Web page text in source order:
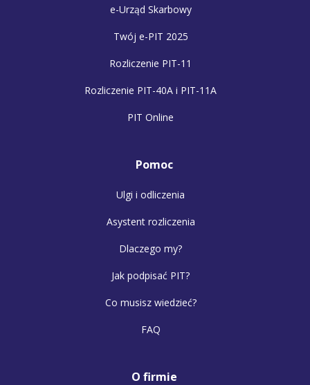
e-Urząd Skarbowy
Twój e-PIT 2025
Rozliczenie PIT-11
Rozliczenie PIT-40A i PIT-11A
PIT Online
Pomoc
Ulgi i odliczenia
Asystent rozliczenia
Dlaczego my?
Jak podpisać PIT?
Co musisz wiedzieć?
FAQ
O firmie